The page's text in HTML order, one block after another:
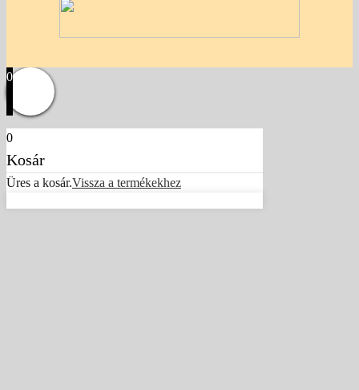
0
0
Kosár
Üres a kosár.Vissza a termékekhez